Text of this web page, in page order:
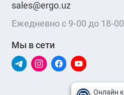
sales@ergo.uz
Ежедневно с 9-00 до 18-00
Мы в сети